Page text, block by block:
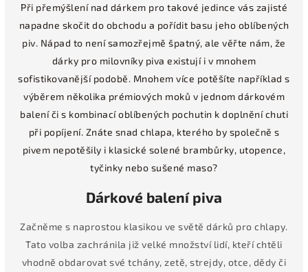
Při přemýšlení nad dárkem pro takové jedince vás zajisté
napadne skočit do obchodu a pořídit basu jeho oblíbených
piv. Nápad to není samozřejmě špatný, ale věřte nám, že
dárky pro milovníky piva existují i v mnohem
sofistikovanější podobě. Mnohem více potěšíte například s
výběrem několika prémiových moků v jednom dárkovém
balení či s kombinací oblíbených pochutin k doplnění chuti
při popíjení. Znáte snad chlapa, kterého by společně s
pivem nepotěšily i klasické solené brambůrky, utopence,
tyčinky nebo sušené maso?
Dárkové balení piva
Začněme s naprostou klasikou ve světě dárků pro chlapy.
Tato volba zachránila již velké množství lidí, kteří chtěli
vhodně obdarovat své tchány, zetě, strejdy, otce, dědy či